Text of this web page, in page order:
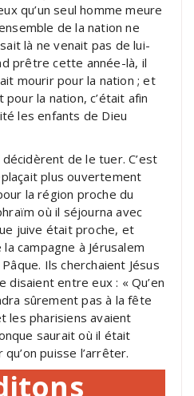
qu’un seul homme meure
de la nation ne
là ne venait pas de lui-
prêtre cette année-là, il
mourir pour la nation ; et
la nation, c’était afin
les enfants de Dieu
de le tuer. C’est
plus ouvertement
la région proche du
où il séjourna avec
juive était proche, et
campagne à Jérusalem
Ils cherchaient Jésus
disaient entre eux : « Qu’en
sûrement pas à la fête
les pharisiens avaient
saurait où il était
puisse l’arrêter.